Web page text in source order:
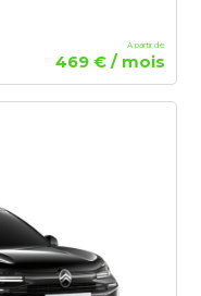
À partir de
469 € / mois